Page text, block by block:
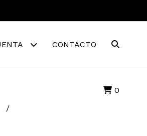
CONTACTO
0